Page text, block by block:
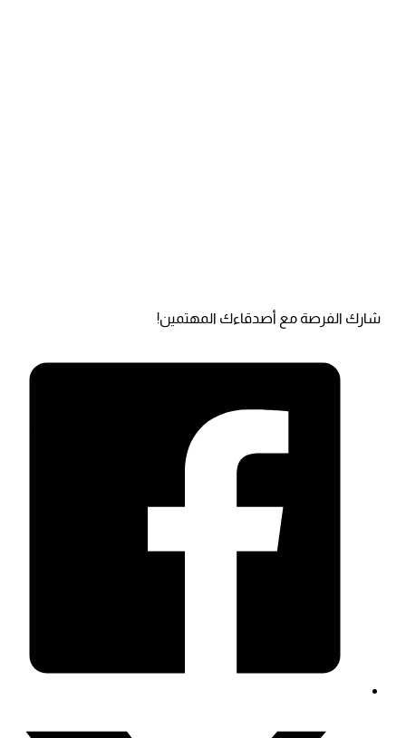
شارك الفرصة مع أصدقاءك المهتمين!